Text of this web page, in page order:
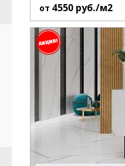
от 4550 руб./м2